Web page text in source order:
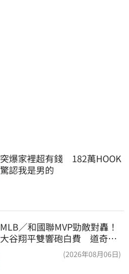
突爆家裡超有錢　182萬HOOK
驚認我是男的
MLB／和國聯MVP勁敵對轟！
大谷翔平雙響砲白費 道奇連2
(2026年08月06日)